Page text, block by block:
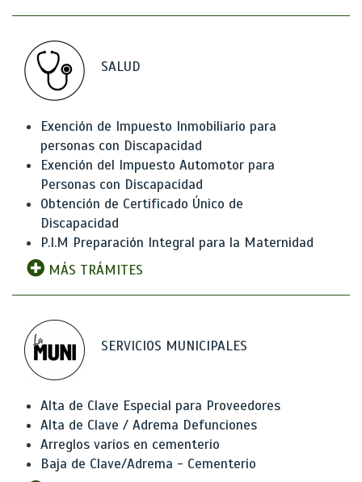
SALUD
Exención de Impuesto Inmobiliario para
personas con Discapacidad
Exención del Impuesto Automotor para
Personas con Discapacidad
Obtención de Certificado Único de
Discapacidad
P.I.M Preparación Integral para la Maternidad
MÁS TRÁMITES
SERVICIOS MUNICIPALES
Alta de Clave Especial para Proveedores
Alta de Clave / Adrema Defunciones
Arreglos varios en cementerio
Baja de Clave/Adrema - Cementerio